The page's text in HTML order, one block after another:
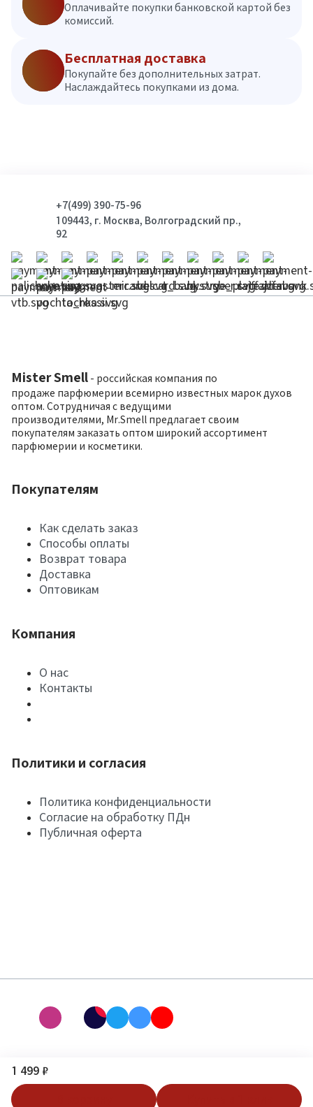
Оплачивайте покупки банковской картой без
комиссий.
Бесплатная доставка
Покупайте без дополнительных затрат.
Наслаждайтесь покупками из дома.
1 499 ₽
+7(499) 390-75-96
109443, г. Москва, Волгоградский пр.,
92
Mister Smell - российская компания по
продаже парфюмерии всемирно известных марок духов
оптом. Сотрудничая с ведущими
производителями, Mr.Smell предлагает своим
покупателям заказать оптом широкий ассортимент
парфюмерии и косметики.
Покупателям
Как сделать заказ
Способы оплаты
Возврат товара
Доставка
Оптовикам
Компания
О нас
Контакты
Политики и согласия
Политика конфиденциальности
Согласие на обработку ПДн
Публичная оферта